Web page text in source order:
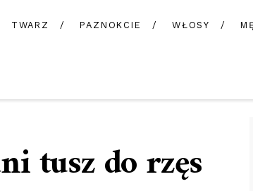
TWARZ PAZNOKCIE WŁOSY
tusz do rzęs